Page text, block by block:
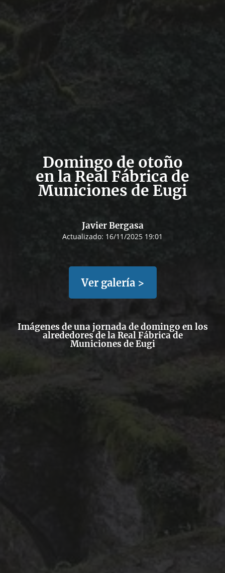
Domingo de otoño
en la Real Fábrica de
Municiones de Eugi
Javier Bergasa
Actualizado: 16/11/2025 19:01
Ver galería >
Imágenes de una jornada de domingo en los
alrededores de la Real Fábrica de
Municiones de Eugi